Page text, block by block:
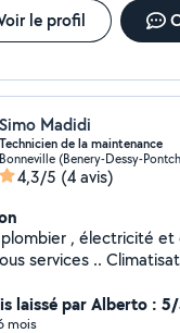
le profil
Simo Madidi
Technicien de la maintenance
4,3/5 (4 avis)
, électricité et dépannages
services ..
laissé par Alberto :
mois